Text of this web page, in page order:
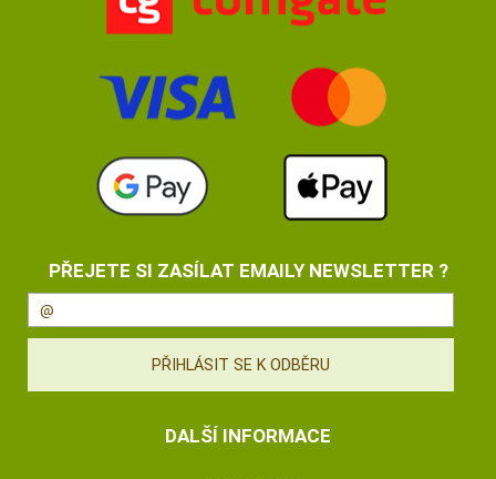
PŘEJETE SI ZASÍLAT EMAILY NEWSLETTER ?
DALŠÍ INFORMACE